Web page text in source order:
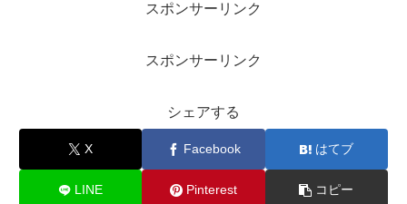
スポンサーリンク
スポンサーリンク
シェアする
X Facebook はてブ
LINE Pinterest コピー